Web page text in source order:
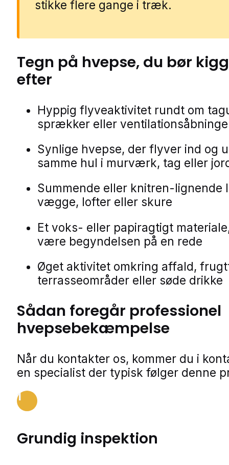
stikke flere gange i træk.
Tegn på hvepse, du bør
efter
Hyppig flyveaktivitet rundt om
sprækker eller
Synlige hvepse, der flyver ind og
samme hul i murværk, tag eller
Summende eller knitren-lignende
vægge, lofter eller skure
Et voks- eller papiragtigt
være begyndelsen på en rede
Øget aktivitet omkring affald,
terrasseområder eller søde drikke
Sådan foregår professionel
hvepsebekæmpelse
Når du kontakter os, kommer du i
en specialist der typisk følger denne
1
Grundig inspektion